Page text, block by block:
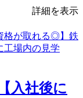
詳細を表示
入社後に